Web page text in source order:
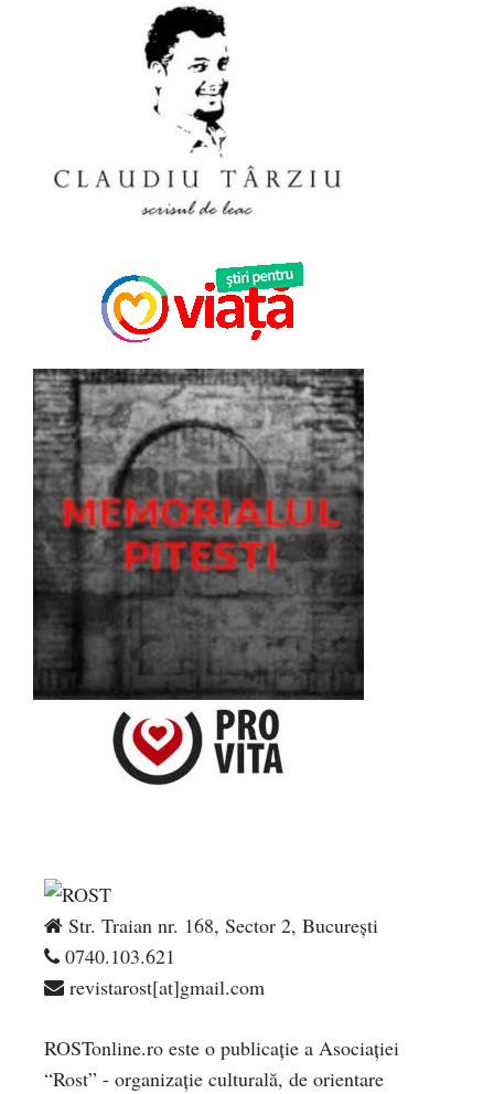
Str. Traian nr. 168, Sector 2, București
0740.103.621
revistarost[at]gmail.com
ROSTonline.ro este o publicaţie a Asociaţiei
“Rost” - organizaţie culturală, de orientare